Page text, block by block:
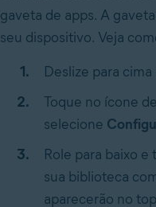
gaveta de apps. A
seu dispositivo. Veja
Deslize para
Toque no ícone de
selecione
Role para baixo e
sua biblioteca
aparecerão no